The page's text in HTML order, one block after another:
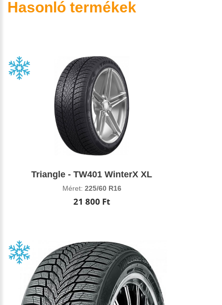
Hasonló termékek
Triangle - TW401 WinterX XL
Méret: 225/60 R16
21 800 Ft